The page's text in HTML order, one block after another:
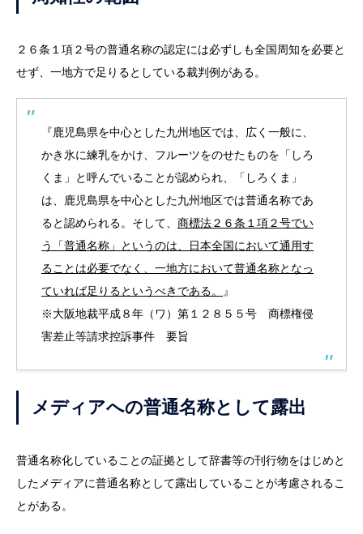
２６条１項２号の普通名称の認定には必ずしも全国周知を必要と
せず、一地方で足りるとしている裁判例がある。
『鹿児島県を中心とした九州地区では、広く一般に、
かき氷に練乳をかけ、フルーツをのせたものを「しろ
くま」と呼んでいることが認められ、「しろくま」
は、鹿児島県を中心とした九州地区では普通名称であ
ると認められる。そして、 商標法２６条１項２号でい
う「普通名称」というのは、日本全国において通用す
ることは必要でなく、一地方において普通名称となっ
ていれば足りるというべきである。
』
※大阪地裁平成８年（ワ）第１２８５５号 商標権侵
害差止等請求控訴事件 要旨
メディアへの普通名称として露出
普通名称化していることの証拠として辞書等の刊行物をはじめと
したメディアに普通名称として露出していることが考慮されるこ
とがある。